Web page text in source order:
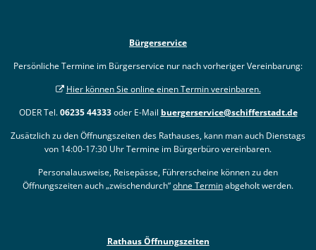
Bürgerservice
Persönliche Termine im Bürgerservice nur nach vorheriger Vereinbarung:
Hier können Sie online einen Termin vereinbaren.
ODER Tel.06235 44333oder E-Mail buergerservice@schifferstadt.de
Zusätzlich zu den Öffnungszeiten des Rathauses, kann man auch Dienstags
von 14:00-17:30 Uhr Termine im Bürgerbüro vereinbaren.
Personalausweise, Reisepässe, Führerscheine können zu den
Öffnungszeiten auch „zwischendurch“ohne Terminabgeholt werden.
Rathaus Öffnungszeiten